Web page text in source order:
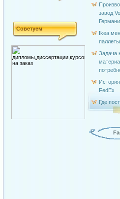
Советуем
завод
Ikea
Задача
FedEx
Где